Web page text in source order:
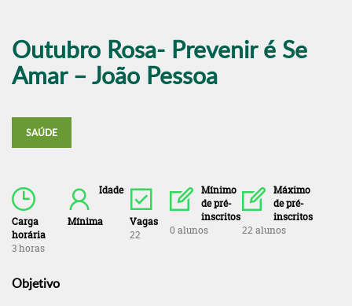
Outubro Rosa- Prevenir é Se
Amar – João Pessoa
SAÚDE
Carga
horária
3 horas
Idade
Mínima
Vagas
22
Mínimo
de pré-
inscritos
0 alunos
Máximo
de pré-
inscritos
22 alunos
Objetivo